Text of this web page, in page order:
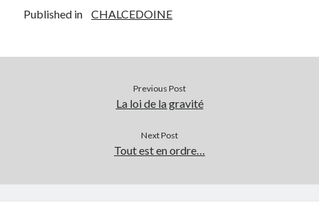
Published in CHALCEDOINE
Previous Post
La loi de la gravité
Next Post
Tout est en ordre…